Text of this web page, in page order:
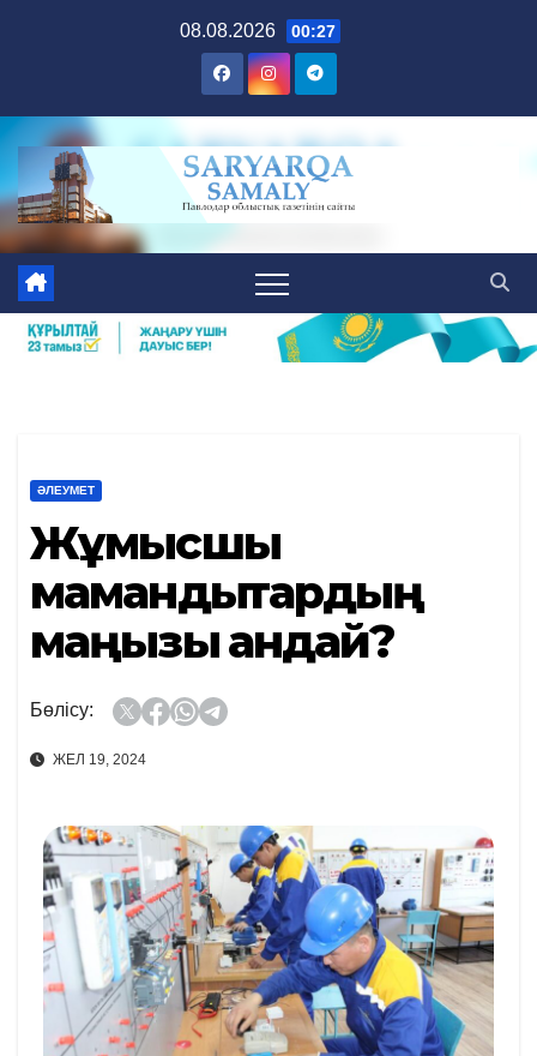
08.08.2026 00:27
ӘЛЕУМЕТ
Жұмысшы
мамандықтардың
маңызы қандай?
Бөлісу:
ЖЕЛ 19, 2024